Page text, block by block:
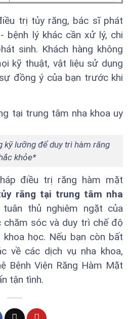
trị tủy răng, bác sĩ phát
bệnh lý khác cần xử lý, chi
sinh. Khách hàng không
kỹ thuật, vật liệu sử dụng
đồng ý của bạn trước khi
kỹ lưỡng để duy trì hàm răng
khỏe*
điều trị răng hàm mặt
răng tại trung tâm nha
thủ nghiêm ngặt của
chăm sóc và duy trì chế độ
học. Nếu bạn còn bất
về các dịch vụ nha khoa,
Bệnh Viện Răng Hàm Mặt
tận tình.